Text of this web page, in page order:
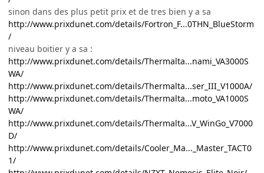
sinon dans des plus petit prix et de tres bien y a sa
http://www.prixdunet.com/details/Fortron_F...0THN_BlueStorm
/
niveau boitier y a sa :
http://www.prixdunet.com/details/Thermalta...nami_VA3000S
WA/
http://www.prixdunet.com/details/Thermalta...ser_III_V1000A/
http://www.prixdunet.com/details/Thermalta...moto_VA1000S
WA/
http://www.prixdunet.com/details/Thermalta...V_WinGo_V7000
D/
http://www.prixdunet.com/details/Cooler_Ma..._Master_TACT0
1/